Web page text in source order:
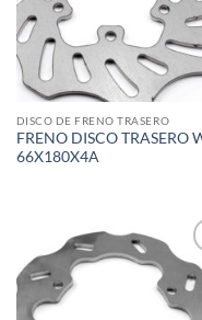
DISCO DE FRENO TRASERO
FRENO DISCO TRASERO
66X180X4A